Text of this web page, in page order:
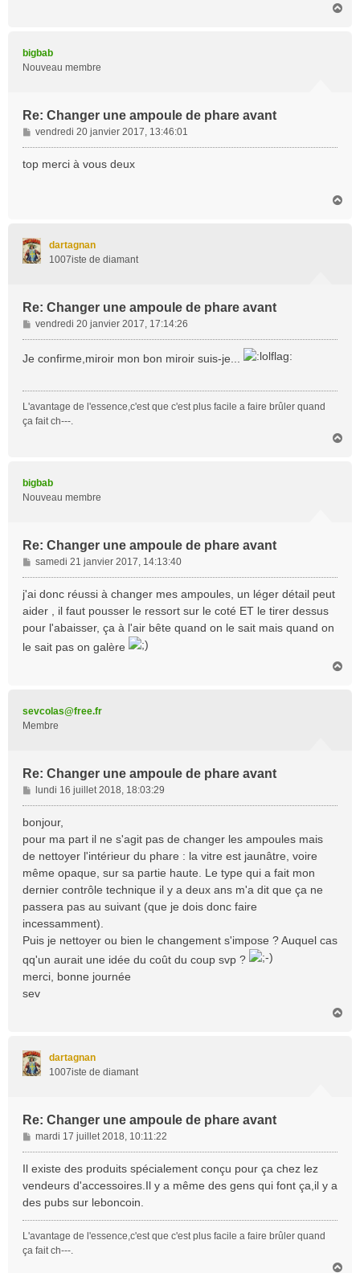
bigbab
Nouveau membre
Re: Changer une ampoule de phare avant
M
e
s
vendredi 20 janvier 2017, 13:46:01
top merci à vous deux
dartagnan
1007iste de diamant
Re: Changer une ampoule de phare avant
M
e
e
vendredi 20 janvier 2017, 17:14:26
Je confirme,miroir mon bon miroir suis-je...
L'avantage de l'essence,c'est que c'est plus facile a faire brûler quand
ça fait ch---.
bigbab
Nouveau membre
Re: Changer une ampoule de phare avant
M
e
s
s
g
e
samedi 21 janvier 2017, 14:13:40
j'ai donc réussi à changer mes ampoules, un léger détail peut
aider , il faut pousser le ressort sur le coté ET le tirer dessus
pour l'abaisser, ça à l'air bête quand on le sait mais quand on
le sait pas on galère
sevcolas@free.fr
Membre
Re: Changer une ampoule de phare avant
M
e
s
g
e
lundi 16 juillet 2018, 18:03:29
bonjour,
pour ma part il ne s'agit pas de changer les ampoules mais
de nettoyer l'intérieur du phare : la vitre est jaunâtre, voire
même opaque, sur sa partie haute. Le type qui a fait mon
dernier contrôle technique il y a deux ans m'a dit que ça ne
passera pas au suivant (que je dois donc faire
incessamment).
Puis je nettoyer ou bien le changement s'impose ? Auquel cas
qq'un aurait une idée du coût du coup svp ?
merci, bonne journée
sev
dartagnan
1007iste de diamant
Re: Changer une ampoule de phare avant
M
e
s
g
e
mardi 17 juillet 2018, 10:11:22
Il existe des produits spécialement conçu pour ça chez lez
vendeurs d'accessoires.Il y a même des gens qui font ça,il y a
des pubs sur leboncoin.
L'avantage de l'essence,c'est que c'est plus facile a faire brûler quand
ça fait ch---.